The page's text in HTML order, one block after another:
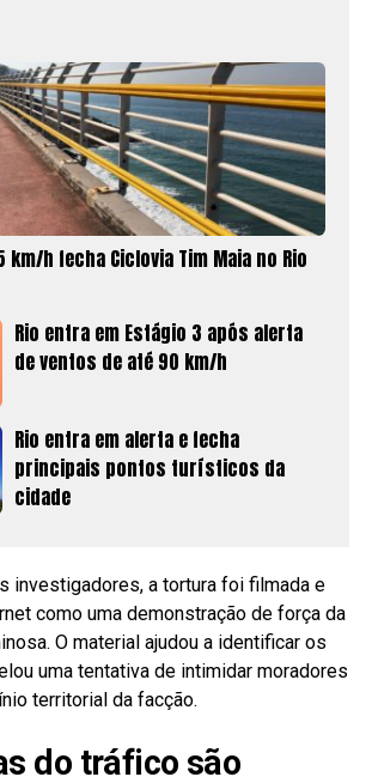
km/h fecha Ciclovia Tim Maia no Rio
Rio entra em Estágio 3 após alerta
de ventos de até 90 km/h
Rio entra em alerta e fecha
principais pontos turísticos da
cidade
investigadores, a tortura foi filmada e
como uma demonstração de força da
O material ajudou a identificar os
uma tentativa de intimidar moradores
territorial da facção.
do tráfico são